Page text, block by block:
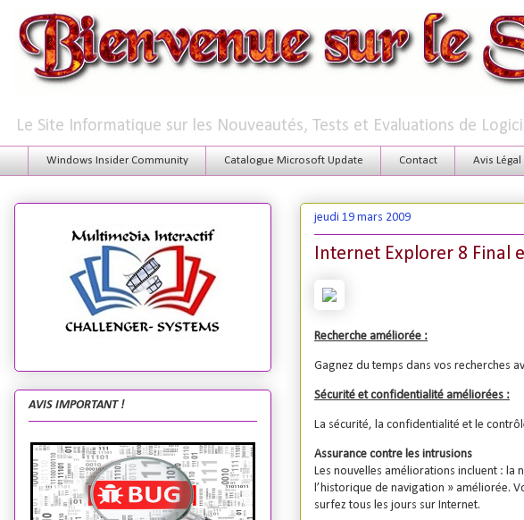
Le Site Informatique sur les Nouveautés, Tests et Evaluations de
Windows Insider Community Catalogue Microsoft Update Contact Avis Légal
jeudi 19 mars 2009
Internet Explorer 8 Final
Recherche améliorée :
Gagnez du temps dans vos recherches
Sécurité et confidentialité améliorées :
La sécurité, la confidentialité et le
Assurance contre les intrusions
Les nouvelles améliorations incluent :
l’historique de navigation » améliorée.
surfez tous les jours sur Internet.
AVIS IMPORTANT !